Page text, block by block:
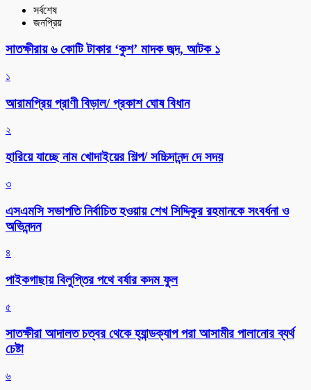
সর্বশেষ
জনপ্রিয়
সাতক্ষীরায় ৬ কোটি টাকার ‘কুশ’ মাদক জব্দ, আটক ১
১
আরামপ্রিয় প্রাণী বিড়াল/ প্রকাশ ঘোষ বিধান
২
হারিয়ে যাচ্ছে নাম খোদাইয়ের শিল্প/ সচ্চিদানন্দ দে সদয়
৩
এসএমসি সভাপতি নির্বাচিত হওয়ায় শেখ সিদ্দিকুর রহমানকে সংবর্ধনা ও
অভিনন্দন
৪
পাইকগাছায় বিলুপ্তির পথে বর্ষার কদম ফুল
৫
সাতক্ষীরা আদালত চত্বর থেকে হ্যান্ডক্যাপ পরা আসামীর পালানোর ব্যর্থ
চেষ্টা
৬